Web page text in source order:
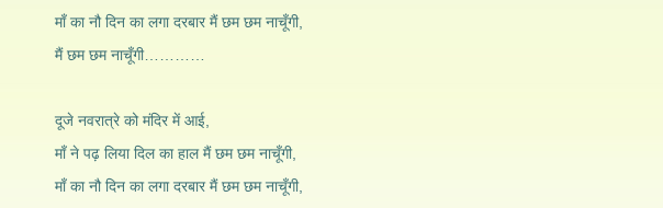
माँ का नौ दिन का लगा दरबार मैं छम छम नाचूँगी,
मैं छम छम नाचूँगी…………
दूजे नवरात्रे को मंदिर में आई,
माँ ने पढ़ लिया दिल का हाल मैं छम छम नाचूँगी,
माँ का नौ दिन का लगा दरबार मैं छम छम नाचूँगी,